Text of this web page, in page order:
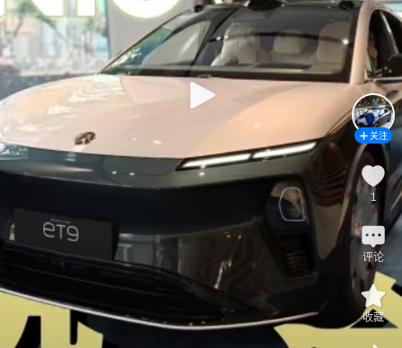
关注
1
评论
收藏